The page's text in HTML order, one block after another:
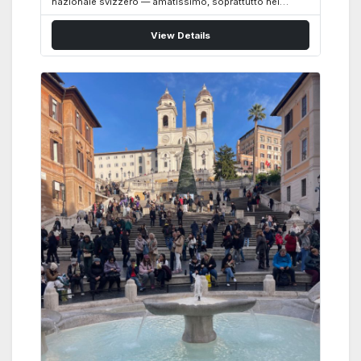
Cantoni germanofoni e anche nei Circoli svizzeri
all’estero, che tornerà a cadenza mensile ogni secondo
mercoledì anche a Roma, promosso dal Circolo
Marcello Malpighi, 14 spazio eventi del Circolo
——————- Lo Jass è un gioco di presa (come la
Briscola o il Tressette), si gioca quasi sempre in quattro
giocatori a coppie, con 36 carte (dal 6 all’Asso) di semi
franco-tedeschi o francesi (cuori, quadri, fiori, picche /
oppure…
View Details